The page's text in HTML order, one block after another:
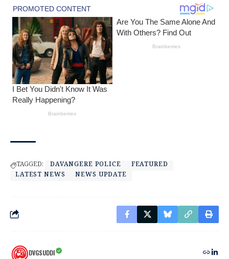
TAGGED: DAVANGERE POLICE
FEATURED
LATEST NEWS
NEWS UPDATE
DVGSUDDI